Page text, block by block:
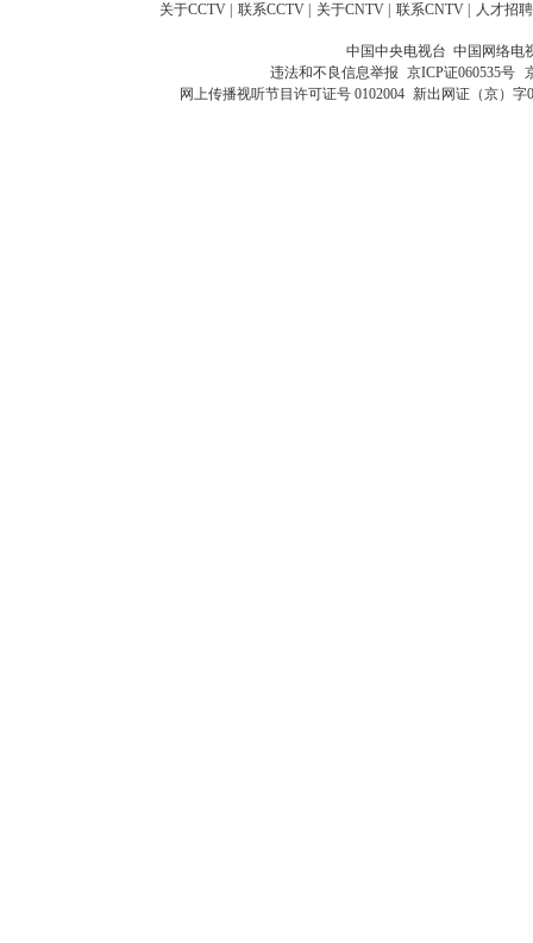
关于CCTV 联系CCTV 关于CNTV 联系CNTV 人才招聘
中国中央电视台 中国网络电
违法和不良信息举报 京ICP证060535号
网上传播视听节目许可证号 0102004 新出网证（京）